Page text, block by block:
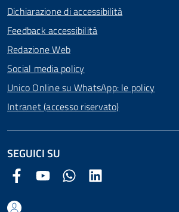
Dichiarazione di accessibilità
Feedback accessibilità
Redazione Web
Social media policy
Unico Online su WhatsApp: le policy
Intranet (accesso riservato)
SEGUICI SU
Facebook Comune di Arezzo
Youtube Comune di Arezzo
Twitter Comune di Arezzo